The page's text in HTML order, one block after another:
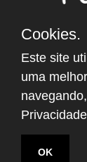
Email*
Cookies.
Este site
uma
Privacidade
OK